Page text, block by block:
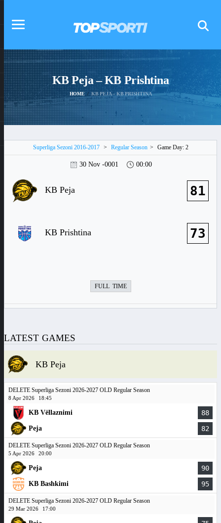
KB Peja – KB Prishtina
HOME KB PEJA – KB PRISHTINA
Superliga Sezoni 2016-2017 > Regular Season > Game Day: 2
30 Nov -0001 00:00
KB Peja 81
KB Prishtina 73
FULL TIME
LATEST GAMES
KB Peja
DELETE Superliga Sezoni 2026-2027 OLD Regular Season
8 Apr 2026 18:45
KB Vëllaznimi 88
Peja 82
DELETE Superliga Sezoni 2026-2027 OLD Regular Season
5 Apr 2026 20:00
Peja 90
KB Bashkimi 95
DELETE Superliga Sezoni 2026-2027 OLD Regular Season
29 Mar 2026 17:00